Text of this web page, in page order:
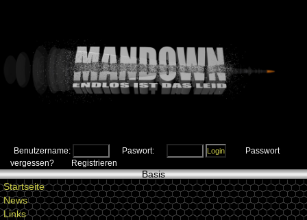
Benutzername: Paswort:
Passwort
vergessen?
Registrieren
Basis
Startseite
News
Links